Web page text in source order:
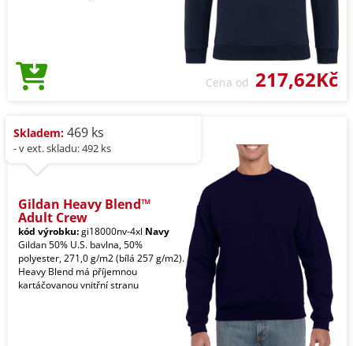
Cena od 217,62Kč
Skladem: 469 ks
- v ext. skladu: 492 ks
Gildan Heavy Blend™
Adult Crew
kód výrobku:gi18000nv-4xl Navy
Gildan 50% U.S. bavlna, 50%
polyester, 271,0 g/m2 (bílá 257 g/m2).
Heavy Blend má příjemnou
kartáčovanou vnitřní stranu